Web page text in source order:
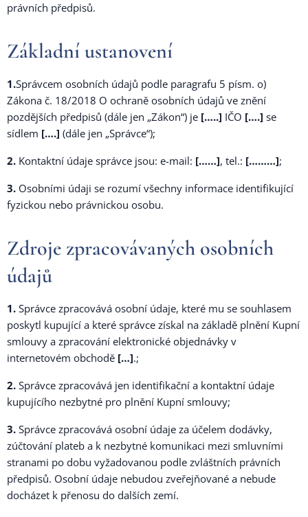
právních předpisů.
Základní ustanovení
1.Správcem osobních údajů podle paragrafu 5 písm. o)
Zákona č. 18/2018 O ochraně osobních údajů ve znění
pozdějších předpisů (dále jen „Zákon“) je […..] IČO [….] se
sídlem [….] (dále jen „Správce“);
2. Kontaktní údaje správce jsou: e-mail: [……], tel.: [………];
3. Osobními údaji se rozumí všechny informace identifikující
fyzickou nebo právnickou osobu.
Zdroje zpracovávaných osobních
údajů
1. Správce zpracovává osobní údaje, které mu se souhlasem
poskytl kupující a které správce získal na základě plnění Kupní
smlouvy a zpracování elektronické objednávky v
internetovém obchodě […].;
2. Správce zpracovává jen identifikační a kontaktní údaje
kupujícího nezbytné pro plnění Kupní smlouvy;
3. Správce zpracovává osobní údaje za účelem dodávky,
zúčtování plateb a k nezbytné komunikaci mezi smluvními
stranami po dobu vyžadovanou podle zvláštních právních
předpisů. Osobní údaje nebudou zveřejňované a nebude
docházet k přenosu do dalších zemí.